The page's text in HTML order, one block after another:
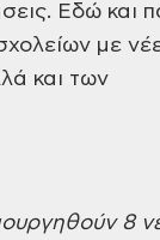
Εδώ και
με
και των
8